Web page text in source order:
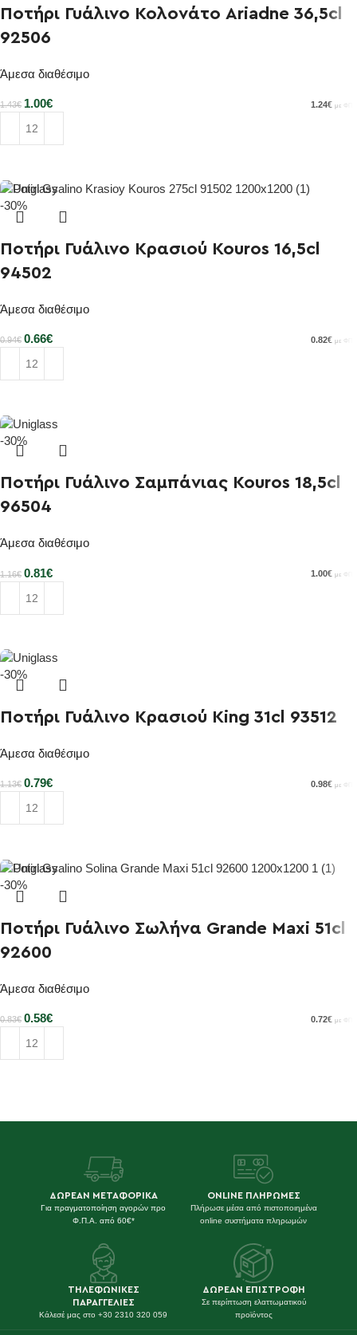
Ποτήρι Γυάλινο Κολονάτο Ariadne 36,5cl
92506
Άμεσα διαθέσιμο
1.43€ 1.00€ 1.24€ με ΦΠΑ
-30%
Ποτήρι Γυάλινο Κρασιού Kouros 16,5cl
94502
Άμεσα διαθέσιμο
0.94€ 0.66€ 0.82€ με ΦΠΑ
-30%
Ποτήρι Γυάλινο Σαμπάνιας Kouros 18,5cl
96504
Άμεσα διαθέσιμο
1.16€ 0.81€ 1.00€ με ΦΠΑ
-30%
Ποτήρι Γυάλινο Κρασιού King 31cl 93512
Άμεσα διαθέσιμο
1.13€ 0.79€ 0.98€ με ΦΠΑ
-30%
Ποτήρι Γυάλινο Σωλήνα Grande Maxi 51cl
92600
Άμεσα διαθέσιμο
0.83€ 0.58€ 0.72€ με ΦΠΑ
ΔΩΡΕΑΝ ΜΕΤΑΦΟΡΙΚΑ
Για πραγματοποίηση αγορών προ
Φ.Π.Α. από 60€*
ONLINE ΠΛΗΡΩΜΕΣ
Πλήρωσε μέσα από πιστοποιημένα
online συστήματα πληρωμών
ΤΗΛΕΦΩΝΙΚΕΣ
ΠΑΡΑΓΓΕΛΙΕΣ
Κάλεσέ μας στο +30 2310 320 059
ΔΩΡΕΑΝ ΕΠΙΣΤΡΟΦΗ
Σε περίπτωση ελαττωματικού
προϊόντος